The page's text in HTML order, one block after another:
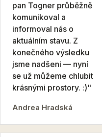
pan Togner průběžně
komunikoval a
informoval nás o
aktuálním stavu. Z
konečného výsledku
jsme nadšeni — nyní
se už můžeme chlubit
krásnými prostory. :)"
Andrea Hradská